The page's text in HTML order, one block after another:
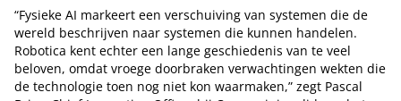
“Fysieke AI markeert een verschuiving van systemen die de
wereld beschrijven naar systemen die kunnen handelen.
Robotica kent echter een lange geschiedenis van te veel
beloven, omdat vroege doorbraken verwachtingen wekten die
de technologie toen nog niet kon waarmaken,” zegt Pascal